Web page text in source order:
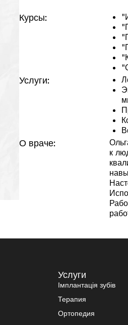
Курсы:
Услуги:
О враче:
к
Услуги
Імплантація зубів
Терапия
Ортопедия